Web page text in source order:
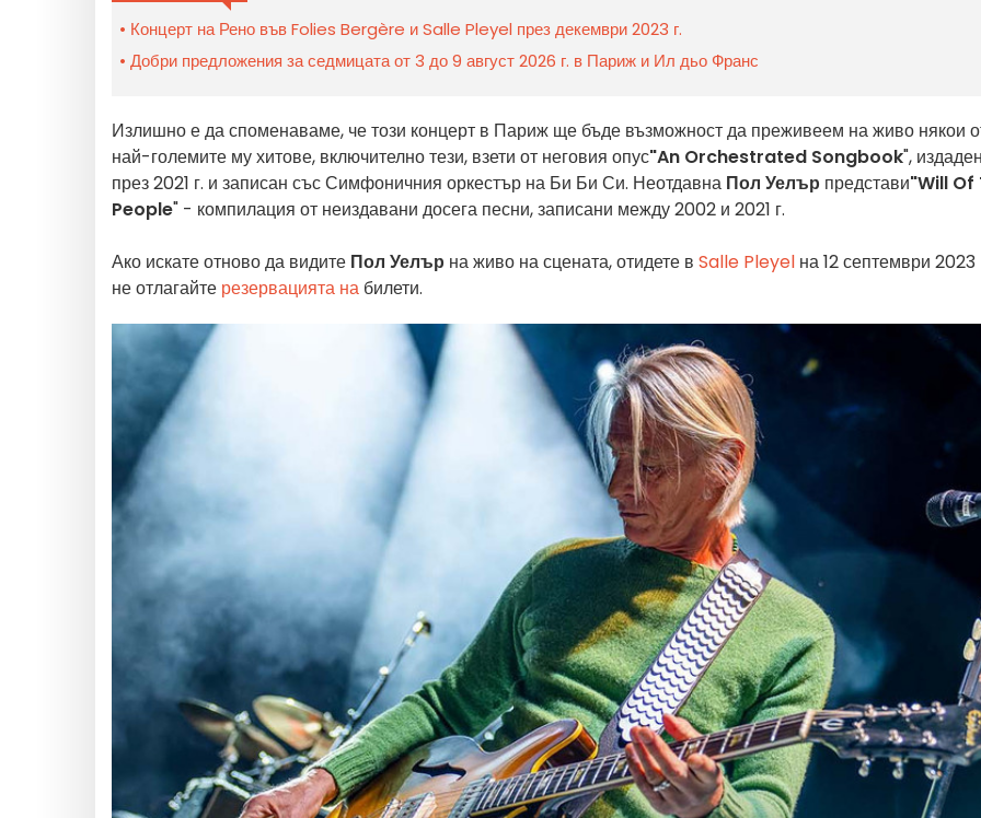
Концерт на Рено във Folies Bergère и Salle Pleyel през декември 2023 г.
Добри предложения за седмицата от 3 до 9 август 2026 г. в Париж и Ил дьо Франс
Излишно е да споменаваме, че този концерт в Париж ще бъде възможност да преживеем на живо някои
най-големите му хитове, включително тези, взети от неговия опус"An Orchestrated Songbook",
през 2021 г. и записан със Симфоничния оркестър на Би Би Си. Неотдавна Пол Уелър представи"Will Of
People" - компилация от неиздавани досега песни, записани между 2002 и 2021 г.
Ако искате отново да видите Пол Уелър на живо на сцената, отидете в Salle Pleyel на 12 септември 2023
не отлагайте резервацията на билети.